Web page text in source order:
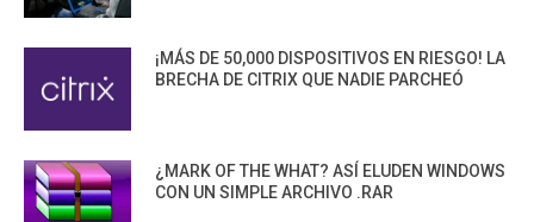
¡MÁS DE 50,000 DISPOSITIVOS EN RIESGO! LA
BRECHA DE CITRIX QUE NADIE PARCHEÓ
¿MARK OF THE WHAT? ASÍ ELUDEN WINDOWS
CON UN SIMPLE ARCHIVO .RAR